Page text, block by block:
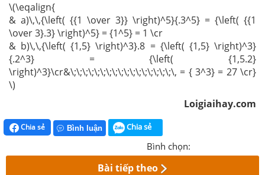
\(\eqalign{
& a)\,\,{\left( {{1 \over 3}} \right)^5}{.3^5} = {\left( {{1
\over 3}.3} \right)^5} = {1^5} = 1 \cr
& b)\,\,{\left( {1,5} \right)^3}.8 = {\left( {1,5} \right)^3}
{.2^3} = {\left( {1,5.2}
\right)^3}\cr&\;\;\;\;\;\;\;\;\;\;\;\;\;\;\;\;\;\, = { 3^3} = 27 \cr}
\)
Loigiaihay.com
Chia sẻ Bình luận Chia sẻ
Bình chọn:
Bài tiếp theo